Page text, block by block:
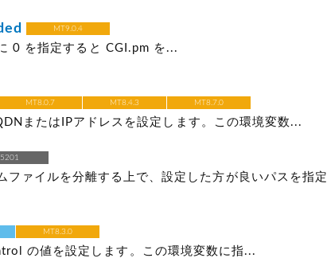
MT9.0.4
0 を指定すると CGI.pm を...
MT8.0.7 MT8.4.3 MT8.7.0
またはIPアドレスを設定します。この環境変数...
ファイルを分離する上で、設定した方が良いパスを指定
MT8.3.0
の値を設定します。この環境変数に指...